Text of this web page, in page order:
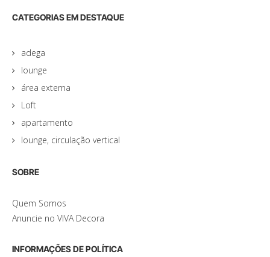
CATEGORIAS EM DESTAQUE
adega
lounge
área externa
Loft
apartamento
lounge, circulação vertical
SOBRE
Quem Somos
Anuncie no VIVA Decora
INFORMAÇÕES DE POLÍTICA